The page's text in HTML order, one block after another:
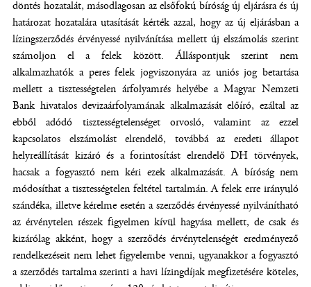
döntés hozatalát, másodlagosan az elsőfokú bíróság új eljárásra és új
határozat hozatalára utasítását kérték azzal, hogy az új eljárásban a
lízingszerződés érvényessé nyilvánítása mellett új elszámolás szerint
számoljon el a felek között. Álláspontjuk szerint nem
alkalmazhatók a peres felek jogviszonyára az uniós jog betartása
mellett a tisztességtelen árfolyamrés helyébe a Magyar Nemzeti
Bank hivatalos devizaárfolyamának alkalmazását előíró, ezáltal az
ebből adódó tisztességtelenséget orvosló, valamint az ezzel
kapcsolatos elszámolást elrendelő, továbbá az eredeti állapot
helyreállítását kizáró és a forintosítást elrendelő DH törvények,
hacsak a fogyasztó nem kéri ezek alkalmazását. A bíróság nem
módosíthat a tisztességtelen feltétel tartalmán. A felek erre irányuló
szándéka, illetve kérelme esetén a szerződés érvényessé nyilvánítható
az érvénytelen részek figyelmen kívül hagyása mellett, de csak és
kizárólag akként, hogy a szerződés érvénytelenségét eredményező
rendelkezéseit nem lehet figyelembe venni, ugyanakkor a fogyasztó
a szerződés tartalma szerinti a havi lízingdíjak megfizetésére köteles,